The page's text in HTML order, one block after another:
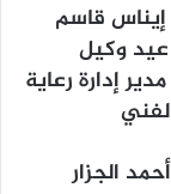
قاسم
عيد وكيل
إدارة رعاية
الجزار